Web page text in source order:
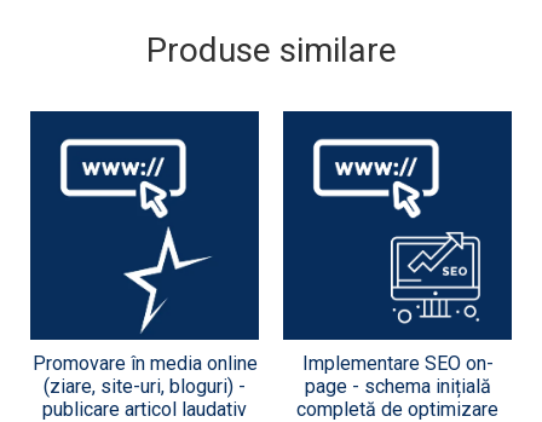
Produse similare
Promovare în media online
(ziare, site-uri, bloguri) -
publicare articol laudativ
Implementare SEO on-
page - schema inițială
completă de optimizare